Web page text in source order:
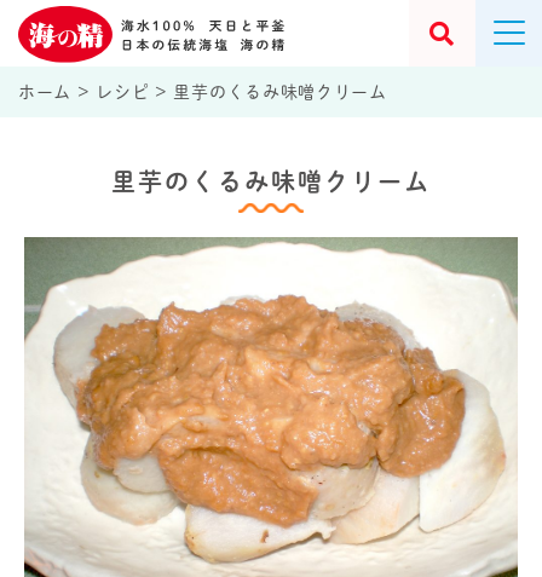
ホーム > レシピ > 里芋のくるみ味噌クリーム
里芋のくるみ味噌クリーム